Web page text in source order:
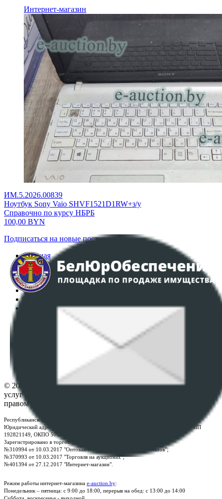
Интернет-магазин
ИМ.5.2026.00839
Ноутбук Sony Vaio SHVF1521D1RW+з/у
Справочно по курсу НБРБ
100,00 BYN
Подписаться на новые поступления
Главная
Аукционы
Интернет-магазин
Регламент организации и проведения торгов
Политика в отношении обработки персональных
ПОЛОЖЕНИЕ О ПОЛИТИКЕ ОБРАБОТКИ COOKIE-
Настройки cookie-файлов
© 2026 Республиканское унитарное предприятие по оказанию
услуг "БелЮрОбеспечение" - Все права защищены авторским
правом
Республиканское унитарное предприятие по оказанию услуг "БелЮрОбеспечение"
Юридический адрес: г. Минск, пр-т. Дзержинского, 1Б, e-mail:
, УНП
192821149, ОКПО 500111895000
Зарегистрировано в торговом реестре Республики Беларусь:
№310994 от 10.03.2017 "Оптовая торговля без торговых объектов";
№370993 от 10.03.2017 "Торговля на аукционах";
№401394 от 27.12.2017 "Интернет-магазин".
Режим работы интернет-магазина e-auction.by:
Понедельник – пятница: с 9:00 до 18:00, перерыв на обед: с 13:00 до 14:00